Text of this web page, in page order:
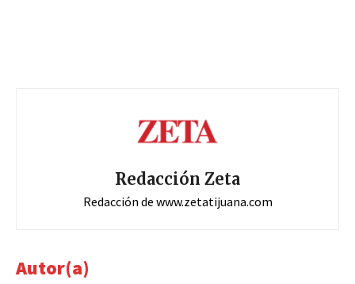
Redacción Zeta
Redacción de www.zetatijuana.com
Autor(a)